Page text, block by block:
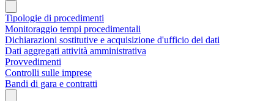
Tipologie di procedimenti
Monitoraggio tempi procedimentali
Dichiarazioni sostitutive e acquisizione d'ufficio dei dati
Dati aggregati attività amministrativa
Provvedimenti
Controlli sulle imprese
Bandi di gara e contratti